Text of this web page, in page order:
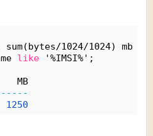
1024/1024) mb
like '%IMSI%';
MB
1250